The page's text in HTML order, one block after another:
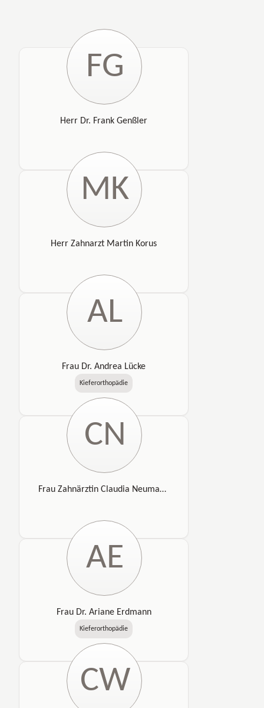
FG
Herr Dr. Frank Genßler
MK
Herr Zahnarzt Martin Korus
AL
Frau Dr. Andrea Lücke
Kieferorthopädie
CN
Frau Zahnärztin Claudia Neumann-Zago
AE
Frau Dr. Ariane Erdmann
Kieferorthopädie
CW